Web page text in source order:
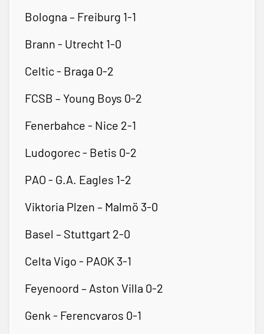
Bologna – Freiburg 1-1
Brann - Utrecht 1-0
Celtic - Braga 0-2
FCSB – Young Boys 0-2
Fenerbahce - Nice 2-1
Ludogorec - Betis 0-2
PAO - G.A. Eagles 1-2
Viktoria Plzen – Malmö 3-0
Basel – Stuttgart 2-0
Celta Vigo - PAOK 3-1
Feyenoord – Aston Villa 0-2
Genk - Ferencvaros 0-1